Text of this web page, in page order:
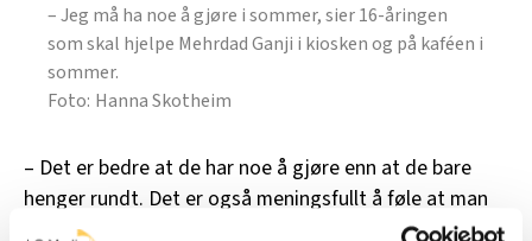
– Jeg må ha noe å gjøre i sommer, sier 16-åringen
som skal hjelpe Mehrdad Ganji i kiosken og på kaféen i
sommer.
Hanna Skotheim
– Det er bedre at de har noe å gjøre enn at de bare
henger rundt. Det er også meningsfullt å føle at man
bidrar med noe bra, sier Ganji.